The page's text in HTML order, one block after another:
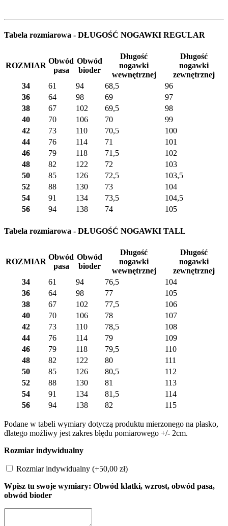
Tabela rozmiarowa - DŁUGOŚĆ NOGAWKI REGULAR
ROZMIAR
Obwód
pasa
Obwód
bioder
Długość
nogawki
wewnętrznej
Długość
nogawki
zewnętrznej
34
61 94 68,5
96
36
64 98 69
97
38
67 102 69,5
98
40
70 106 70
99
42
73 110 70,5
100
44
76 114 71
101
46
79 118 71,5
102
48
82 122 72
103
50
85 126 72,5
103,5
52
88 130 73
104
54
91 134 73,5
104,5
56
94 138 74 105
Tabela rozmiarowa - DŁUGOŚĆ NOGAWKI TALL
ROZMIAR
Obwód
pasa
Obwód
bioder
Długość
nogawki
wewnętrznej
Długość
nogawki
zewnętrznej
34
61 94 76,5
104
36
64 98 77
105
38
67 102 77,5
106
40
70 106 78
107
42
73 110 78,5
108
44
76 114 79
109
46
79 118 79,5
110
48
82 122 80
111
50
85 126 80,5
112
52
88 130 81
113
54
91 134 81,5
114
56
94 138 82 115
Podane w tabeli wymiary dotyczą produktu mierzonego na płasko,
dlatego możliwy jest zakres błędu pomiarowego +/- 2cm.
Rozmiar indywidualny
Rozmiar indywidualny (+50,00 zł)
Wpisz tu swoje wymiary: Obwód klatki, wzrost, obwód pasa,
obwód bioder